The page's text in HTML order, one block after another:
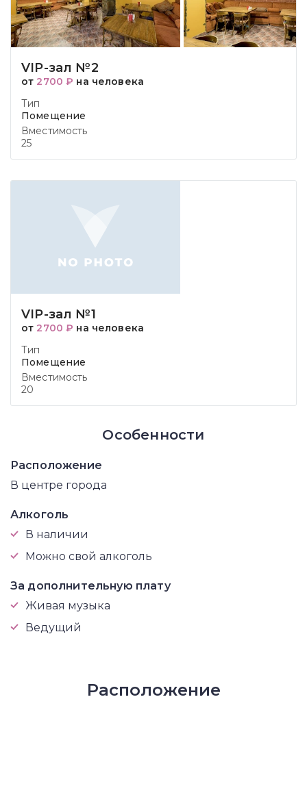
VIP-зал №2
от 2700 ₽ на человека
Тип
Помещение
Вместимость
25
VIP-зал №1
от 2700 ₽ на человека
Тип
Помещение
Вместимость
20
Особенности
Расположение
В центре города
Алкоголь
В наличии
Можно свой алкоголь
За дополнительную плату
Живая музыка
Ведущий
Расположение